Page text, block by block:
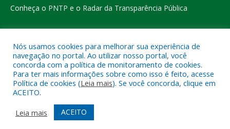
Conheça o PNTP e o Radar da Transparência Pública
Todos os direitos reservados a Prefeitura Municipal de Eldorado
do Carajás
Mapa do Site
Acessar o Webmail
Nós usamos cookies para melhorar sua experiência de
navegação no portal. Ao utilizar nosso portal, você
concorda com a política de monitoramento de cookies.
Para ter mais informações sobre como isso é feito, acesse
Política de cookies (Leia mais). Se você concorda, clique em
ACEITO.
Leia mais
ACEITO